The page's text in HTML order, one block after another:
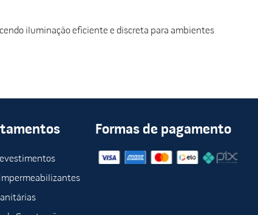
iluminação eficiente e discreta para ambientes
Impermeabilizantes
Formas de pagamento